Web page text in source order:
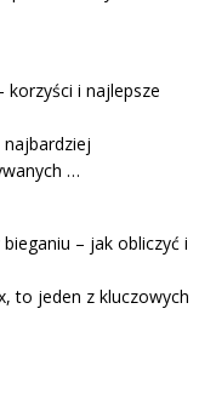
korzyści i najlepsze
…
– jak obliczyć i
to jeden z kluczowych